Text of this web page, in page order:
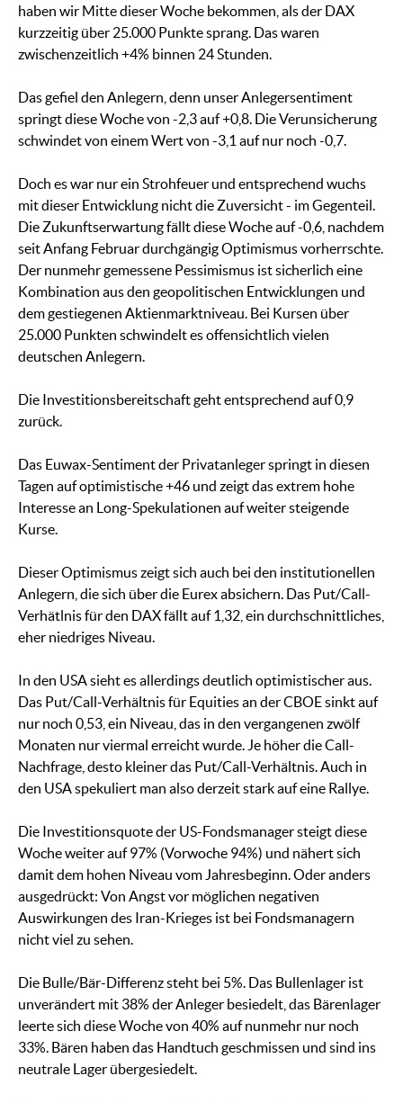
haben wir Mitte dieser Woche bekommen, als der DAX
kurzzeitig über 25.000 Punkte sprang. Das waren
zwischenzeitlich +4% binnen 24 Stunden.
Das gefiel den Anlegern, denn unser Anlegersentiment
springt diese Woche von -2,3 auf +0,8. Die Verunsicherung
schwindet von einem Wert von -3,1 auf nur noch -0,7.
Doch es war nur ein Strohfeuer und entsprechend wuchs
mit dieser Entwicklung nicht die Zuversicht - im Gegenteil.
Die Zukunftserwartung fällt diese Woche auf -0,6, nachdem
seit Anfang Februar durchgängig Optimismus vorherrschte.
Der nunmehr gemessene Pessimismus ist sicherlich eine
Kombination aus den geopolitischen Entwicklungen und
dem gestiegenen Aktienmarktniveau. Bei Kursen über
25.000 Punkten schwindelt es offensichtlich vielen
deutschen Anlegern.
Die Investitionsbereitschaft geht entsprechend auf 0,9
zurück.
Das Euwax-Sentiment der Privatanleger springt in diesen
Tagen auf optimistische +46 und zeigt das extrem hohe
Interesse an Long-Spekulationen auf weiter steigende
Kurse.
Dieser Optimismus zeigt sich auch bei den institutionellen
Anlegern, die sich über die Eurex absichern. Das Put/Call-
Verhätlnis für den DAX fällt auf 1,32, ein durchschnittliches,
eher niedriges Niveau.
In den USA sieht es allerdings deutlich optimistischer aus.
Das Put/Call-Verhältnis für Equities an der CBOE sinkt auf
nur noch 0,53, ein Niveau, das in den vergangenen zwölf
Monaten nur viermal erreicht wurde. Je höher die Call-
Nachfrage, desto kleiner das Put/Call-Verhältnis. Auch in
den USA spekuliert man also derzeit stark auf eine Rallye.
Die Investitionsquote der US-Fondsmanager steigt diese
Woche weiter auf 97% (Vorwoche 94%) und nähert sich
damit dem hohen Niveau vom Jahresbeginn. Oder anders
ausgedrückt: Von Angst vor möglichen negativen
Auswirkungen des Iran-Krieges ist bei Fondsmanagern
nicht viel zu sehen.
Die Bulle/Bär-Differenz steht bei 5%. Das Bullenlager ist
unverändert mit 38% der Anleger besiedelt, das Bärenlager
leerte sich diese Woche von 40% auf nunmehr nur noch
33%. Bären haben das Handtuch geschmissen und sind ins
neutrale Lager übergesiedelt.